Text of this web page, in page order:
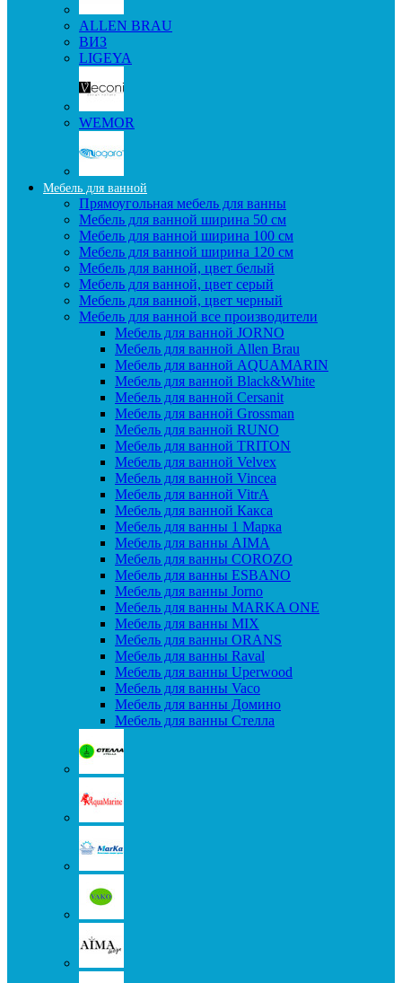
ALLEN BRAU
ВИЗ
LIGEYA
WEMOR
Мебель для ванной
Прямоугольная мебель для ванны
Мебель для ванной ширина 50 см
Мебель для ванной ширина 100 см
Мебель для ванной ширина 120 см
Мебель для ванной, цвет белый
Мебель для ванной, цвет серый
Мебель для ванной, цвет черный
Мебель для ванной все производители
Мебель для ванной JORNO
Мебель для ванной Allen Brau
Мебель для ванной AQUAMARIN
Мебель для ванной Black&White
Мебель для ванной Cersanit
Мебель для ванной Grossman
Мебель для ванной RUNO
Мебель для ванной TRITON
Мебель для ванной Velvex
Мебель для ванной Vincea
Мебель для ванной VitrA
Мебель для ванной Какса
Мебель для ванны 1 Марка
Мебель для ванны AIMA
Мебель для ванны COROZO
Мебель для ванны ESBANO
Мебель для ванны Jorno
Мебель для ванны MARKA ONE
Мебель для ванны MIX
Мебель для ванны ORANS
Мебель для ванны Raval
Мебель для ванны Uperwood
Мебель для ванны Vaco
Мебель для ванны Домино
Мебель для ванны Стелла